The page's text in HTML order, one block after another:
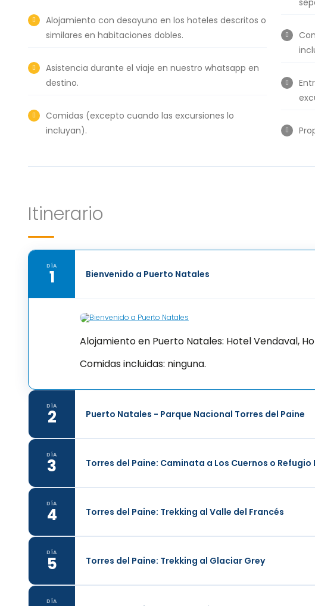
Alojamiento con desayuno en los hoteles descritos o
similares en habitaciones dobles.
Asistencia durante el viaje en nuestro whatsapp en
destino.
Comidas (excepto cuando las excursiones lo
incluyan).
Itinerario
DÍA
1 Bienvenido a Puerto Natales
Alojamiento en Puerto Natales: Hotel Vendaval,
Comidas incluidas: ninguna.
DÍA
2 Puerto Natales - Parque Nacional Torres del Paine
DÍA
3 Torres del Paine: Caminata a Los Cuernos o Refugio
DÍA
4 Torres del Paine: Trekking al Valle del Francés
DÍA
5 Torres del Paine: Trekking al Glaciar Grey
DÍA